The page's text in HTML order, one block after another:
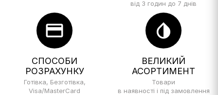
від 3 годин до 7 днів
credit_card
СПОСОБИ
РОЗРАХУНКУ
Готівка, Безготівка,
Visa/MasterCard
invert_colors
ВЕЛИКИЙ
АСОРТИМЕНТ
Товари
в наявності і під замовлення